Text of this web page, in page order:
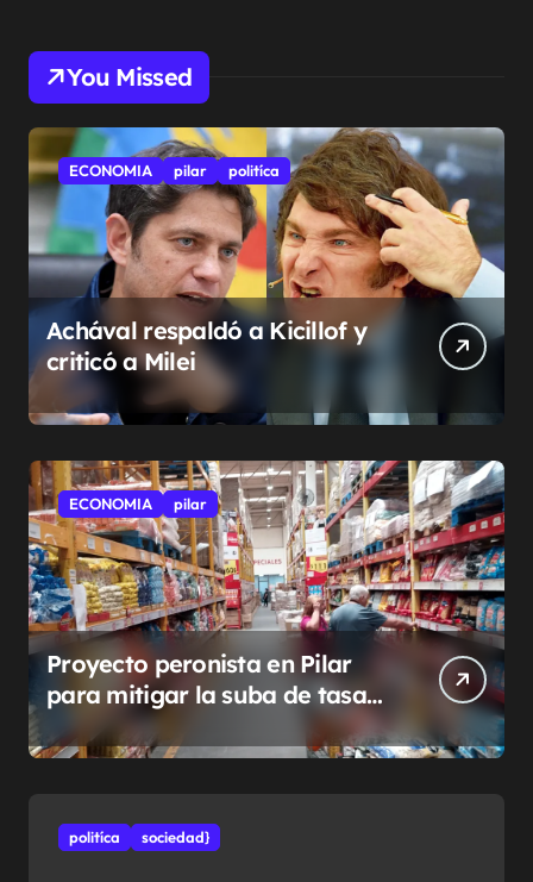
You Missed
ECONOMIA pilar politíca
Achával respaldó a Kicillof y
criticó a Milei
ECONOMIA pilar
Proyecto peronista en Pilar
para mitigar la suba de tasas
municipales
politíca sociedad}